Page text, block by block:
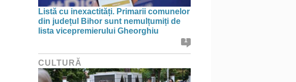
Listă cu inexactități. Primarii comunelor
din județul Bihor sunt nemulțumiți de
lista vicepremierului Gheorghiu
1
CULTURĂ